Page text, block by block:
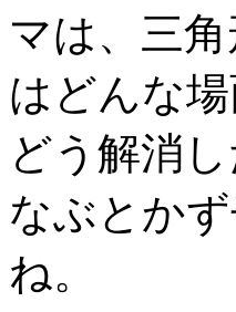
マは、三
はどんな
どう解消
なぶとか
ね。